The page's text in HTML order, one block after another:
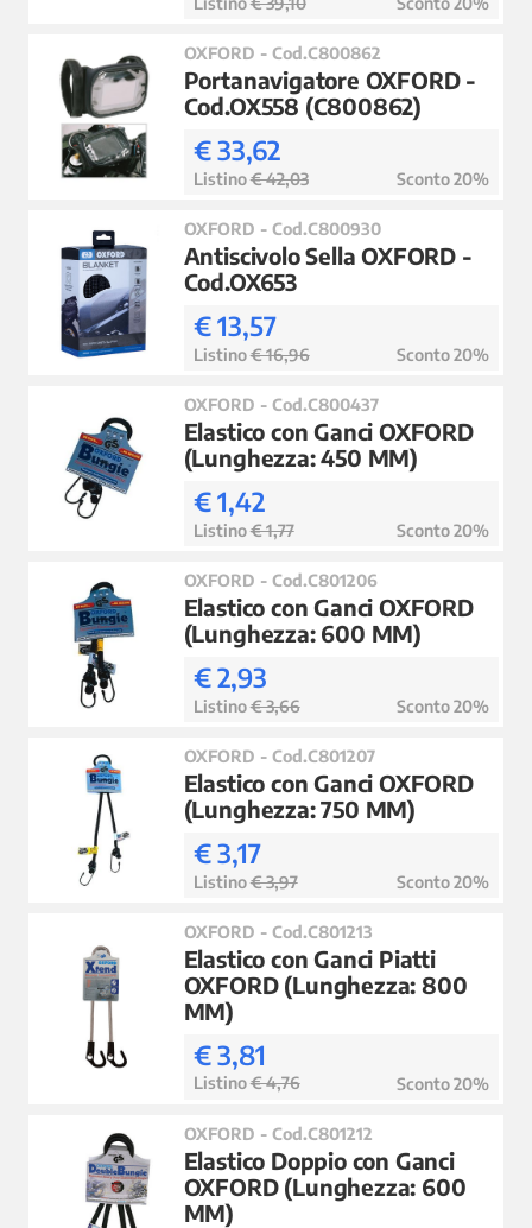
OXFORD - Cod.C800862
Portanavigatore OXFORD -
Cod.OX558 (C800862)
€ 33,62
Listino€ 42,03 Sconto 20%
OXFORD - Cod.C800930
Antiscivolo Sella OXFORD -
Cod.OX653
€ 13,57
Listino€ 16,96 Sconto 20%
OXFORD - Cod.C800437
Elastico con Ganci OXFORD
(Lunghezza: 450 MM)
€ 1,42
Listino€ 1,77 Sconto 20%
OXFORD - Cod.C801206
Elastico con Ganci OXFORD
(Lunghezza: 600 MM)
€ 2,93
Listino€ 3,66 Sconto 20%
OXFORD - Cod.C801207
Elastico con Ganci OXFORD
(Lunghezza: 750 MM)
€ 3,17
Listino€ 3,97 Sconto 20%
OXFORD - Cod.C801213
Elastico con Ganci Piatti
OXFORD (Lunghezza: 800
MM)
€ 3,81
Listino€ 4,76 Sconto 20%
OXFORD - Cod.C801212
Elastico Doppio con Ganci
OXFORD (Lunghezza: 600
MM)